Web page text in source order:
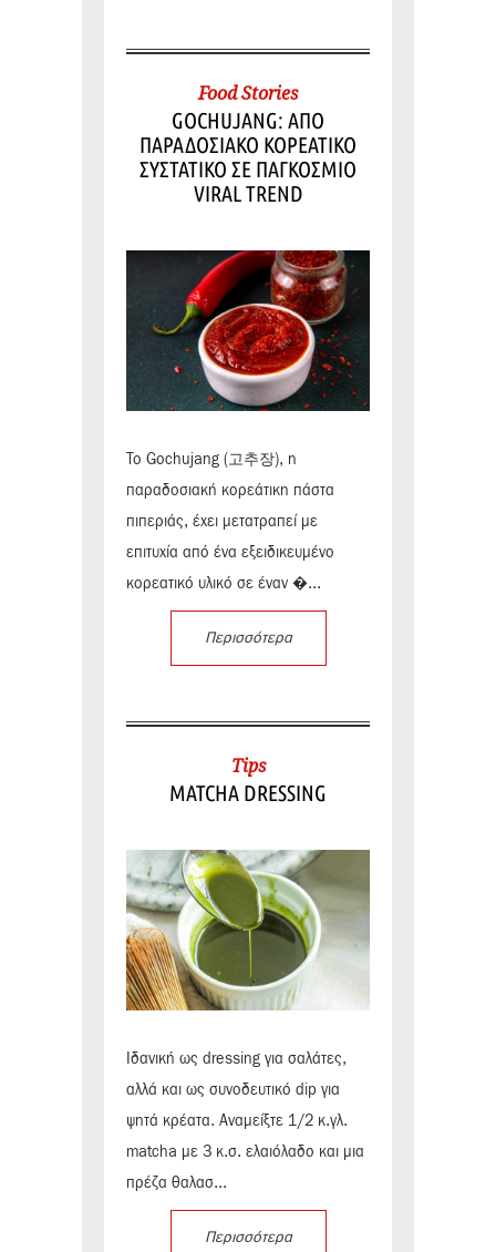
Food Stories
GOCHUJANG: ΑΠΟ
ΠΑΡΑΔΟΣΙΑΚΟ ΚΟΡΕΑΤΙΚΟ
ΣΥΣΤΑΤΙΚΟ ΣΕ ΠΑΓΚΟΣΜΙΟ
VIRAL TREND
Το Gochujang (고추장), η
παραδοσιακή κορεάτικη πάστα
πιπεριάς, έχει μετατραπεί με
επιτυχία από ένα εξειδικευμένο
κορεατικό υλικό σε έναν �...
Περισσότερα
Tips
MATCHA DRESSING
Ιδανική ως dressing για σαλάτες,
αλλά και ως συνοδευτικό dip για
ψητά κρέατα. Αναμείξτε 1/2 κ.γλ.
matcha με 3 κ.σ. ελαιόλαδο και μια
πρέζα θαλασ...
Περισσότερα